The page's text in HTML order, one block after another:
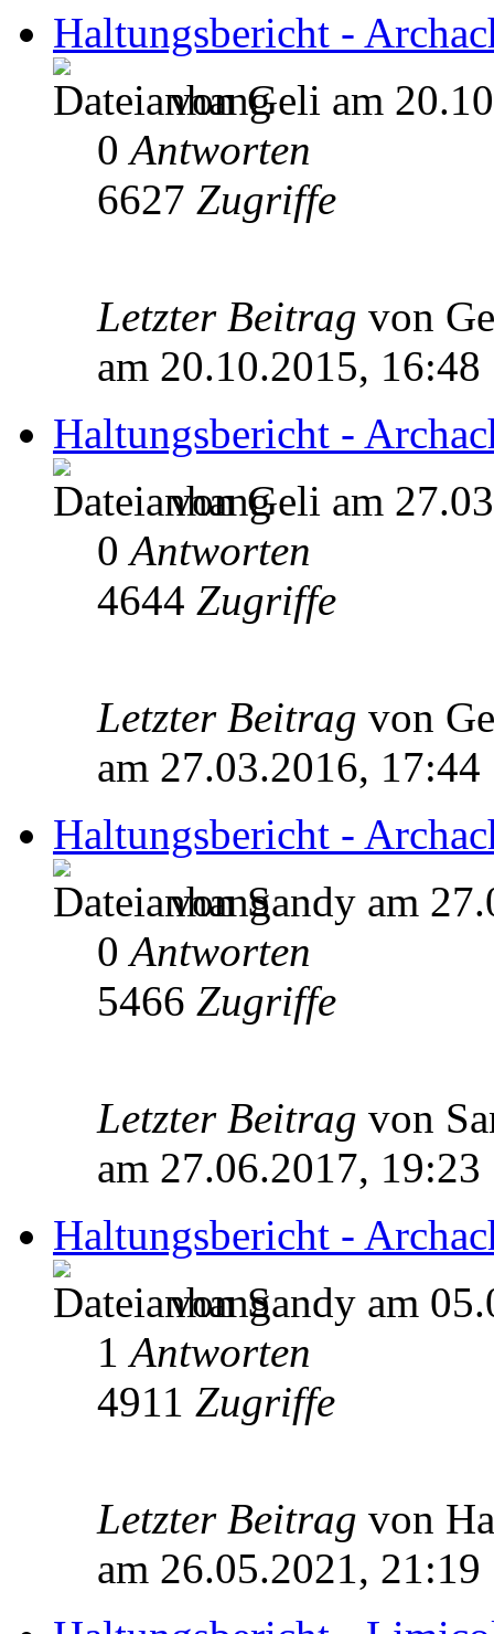
Haltungsbericht -
von Geli am
0Antworten
6627 Zugriffe
Letzter Beitrag von
am 20.10.2015, 16:48
Haltungsbericht -
von Geli am
0Antworten
4644 Zugriffe
Letzter Beitrag von
am 27.03.2016, 17:44
Haltungsbericht -
von Sandy am
0Antworten
5466 Zugriffe
Letzter Beitrag von
am 27.06.2017, 19:23
Haltungsbericht -
von Sandy am
1Antworten
4911 Zugriffe
Letzter Beitrag von
am 26.05.2021, 21:19